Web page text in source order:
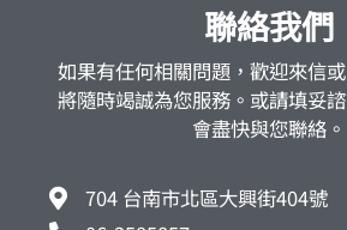
聯絡我們
如果有任何相關問題，歡迎來信
將隨時竭誠為您服務。或請填妥
會盡快與您聯絡。
704 台南市北區大興街404號